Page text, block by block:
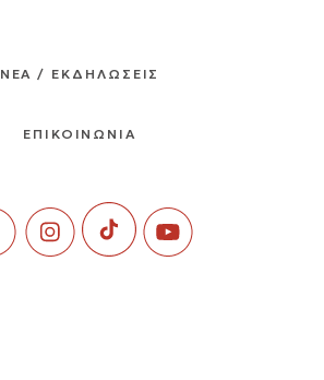
ΝΕΑ / ΕΚΔΗΛΩΣΕΙΣ
ΕΠΙΚΟΙΝΩΝΙΑ